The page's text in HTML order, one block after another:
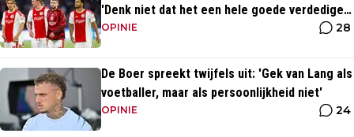
'Denk niet dat het een hele goede verdediger
is'
OPINIE 28
De Boer spreekt twijfels uit: 'Gek van Lang als
voetballer, maar als persoonlijkheid niet'
OPINIE 24